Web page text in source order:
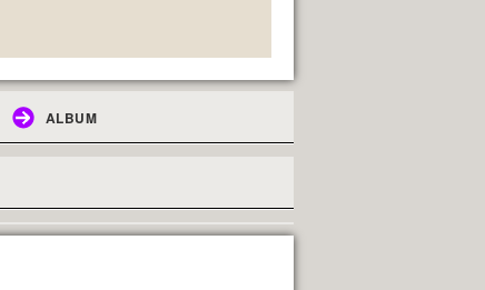
ALBUM